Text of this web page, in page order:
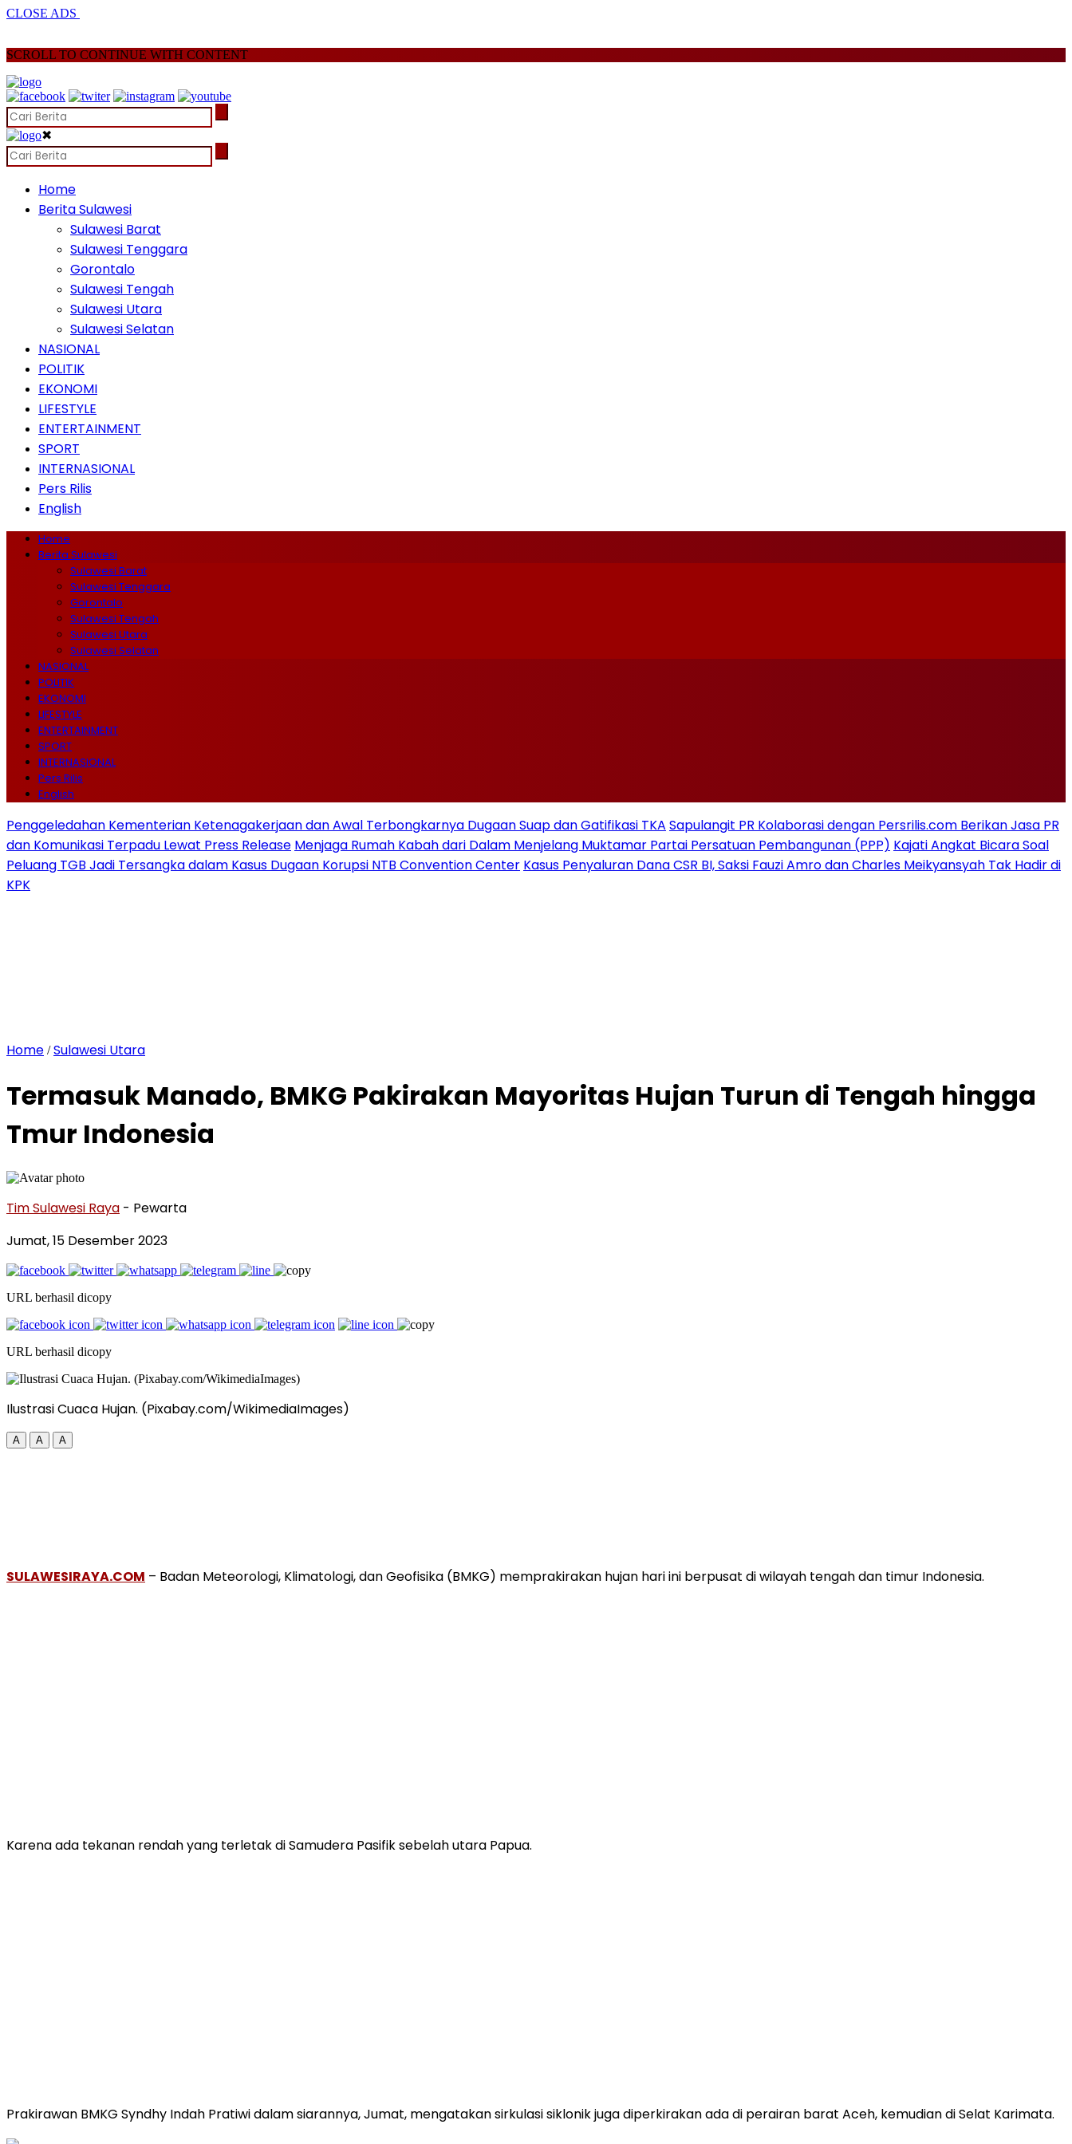
CLOSE ADS
SCROLL TO CONTINUE WITH CONTENT
✖
Home
Berita Sulawesi
Sulawesi Barat
Sulawesi Tenggara
Gorontalo
Sulawesi Tengah
Sulawesi Utara
Sulawesi Selatan
NASIONAL
POLITIK
EKONOMI
LIFESTYLE
ENTERTAINMENT
SPORT
INTERNASIONAL
Pers Rilis
English
Home
Berita Sulawesi
Sulawesi Barat
Sulawesi Tenggara
Gorontalo
Sulawesi Tengah
Sulawesi Utara
Sulawesi Selatan
NASIONAL
POLITIK
EKONOMI
LIFESTYLE
ENTERTAINMENT
SPORT
INTERNASIONAL
Pers Rilis
English
Penggeledahan Kementerian Ketenagakerjaan dan Awal Terbongkarnya Dugaan Suap dan Gatifikasi TKA Sapulangit PR Kolaborasi dengan Persrilis.com Berikan Jasa PR
dan Komunikasi Terpadu Lewat Press Release Menjaga Rumah Kabah dari Dalam Menjelang Muktamar Partai Persatuan Pembangunan (PPP) Kajati Angkat Bicara Soal
Peluang TGB Jadi Tersangka dalam Kasus Dugaan Korupsi NTB Convention Center Kasus Penyaluran Dana CSR BI, Saksi Fauzi Amro dan Charles Meikyansyah Tak Hadir di
KPK
Home /Sulawesi Utara
Termasuk Manado, BMKG Pakirakan Mayoritas Hujan Turun di Tengah hingga
Tmur Indonesia
Tim Sulawesi Raya - Pewarta
Jumat, 15 Desember 2023
URL berhasil dicopy
URL berhasil dicopy
Ilustrasi Cuaca Hujan. (Pixabay.com/WikimediaImages)
A A A
SULAWESIRAYA.COM – Badan Meteorologi, Klimatologi, dan Geofisika (BMKG) memprakirakan hujan hari ini berpusat di wilayah tengah dan timur Indonesia.
Karena ada tekanan rendah yang terletak di Samudera Pasifik sebelah utara Papua.
Prakirawan BMKG Syndhy Indah Pratiwi dalam siarannya, Jumat, mengatakan sirkulasi siklonik juga diperkirakan ada di perairan barat Aceh, kemudian di Selat Karimata.